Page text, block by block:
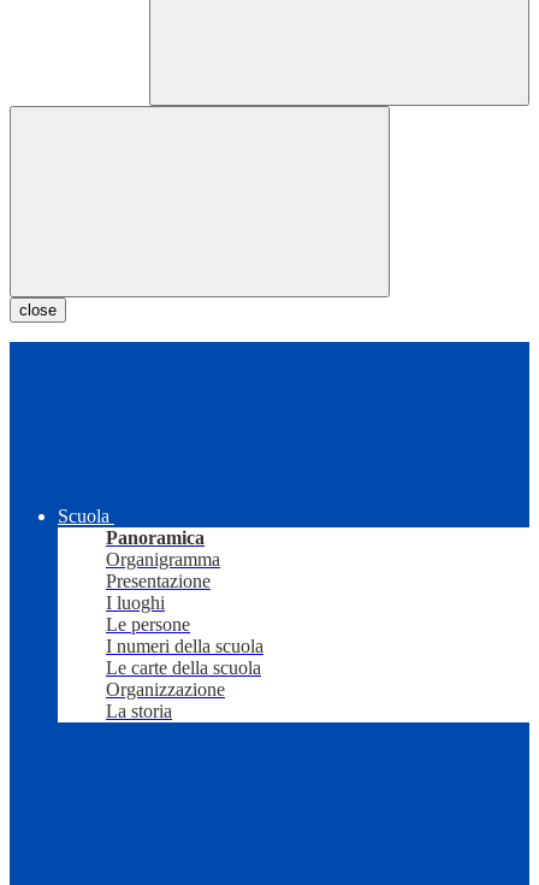
close
Scuola
Panoramica
Organigramma
Presentazione
I luoghi
Le persone
I numeri della scuola
Le carte della scuola
Organizzazione
La storia